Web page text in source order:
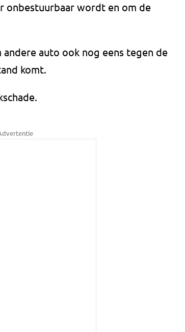
onbestuurbaar wordt en om de
auto ook nog eens tegen de
komt.